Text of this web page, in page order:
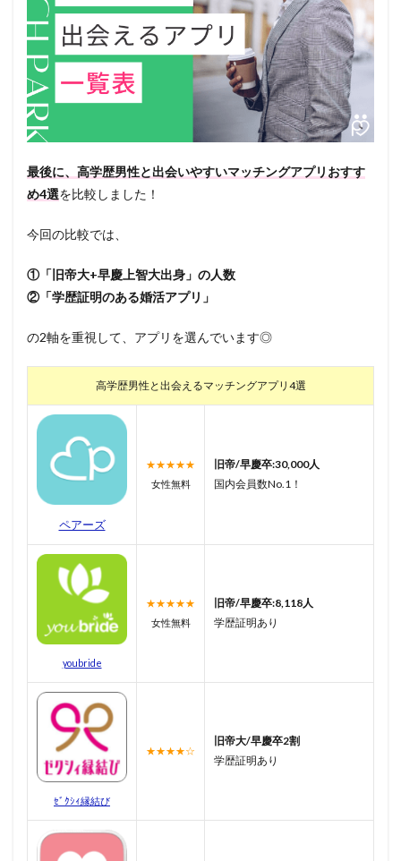
最後に、高学歴男性と出会いやすいマッチングアプリおすす
め4選を比較しました！
今回の比較では、
①「旧帝大+早慶上智大出身」の人数
②「学歴証明のある婚活アプリ」
の2軸を重視して、アプリを選んでいます◎
高学歴男性と出会えるマッチングアプリ4選
ペアーズ
★★★★★
女性無料
旧帝/早慶卒:30,000人
国内会員数No.1！
youbride
★★★★★
女性無料
旧帝/早慶卒:8,118人
学歴証明あり
ｾﾞｸｼｨ縁結び
★★★★☆
旧帝大/早慶卒2割
学歴証明あり